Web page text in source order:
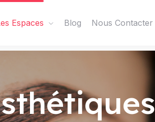
Espaces Blog Nous Contacter